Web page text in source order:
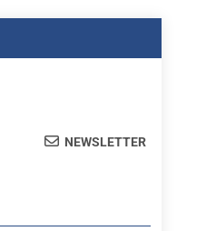
NEWSLETTER